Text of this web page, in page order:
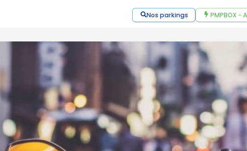
Nos parkings PMPBOX -